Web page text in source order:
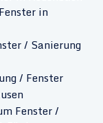
in
/ Sanierung
/ Fenster
Fenster /